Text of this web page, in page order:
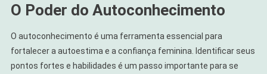
O Poder do Autoconhecimento
O autoconhecimento é uma ferramenta essencial para
fortalecer a autoestima e a confiança feminina. Identificar seus
pontos fortes e habilidades é um passo importante para se